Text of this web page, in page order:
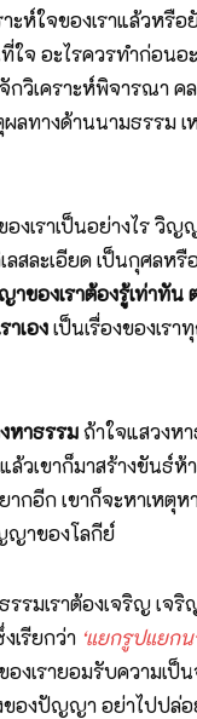
ห์ใจของเราแล้วหรือ
ใจ อะไรควรทำก่อนอ
กวิเคราะห์พิจารณา ค
ลทางด้านนามธรรม
งเราเป็นอย่างไร วิ
ลสละเอียด เป็นกุศลห
ของเราต้องรู้เท่าทัน
าเองเป็นเรื่องของเรา
หาธรรมถ้าใจแสวงห
ล้วเขาก็มาสร้างขันธ์
กอีก เขาก็จะหาเหตุห
าของโลกีย์
มเราต้องเจริญ เจริ
เรียกว่า ‘แยกรูปแยก
งเรายอมรับความเป็
ของปัญญา อย่าไปปล่อ